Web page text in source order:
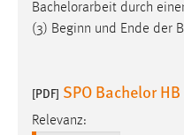
Bachelorarbeit durch
(3) Beginn und Ende der
[PDF] SPO Bachelor
Relevanz: